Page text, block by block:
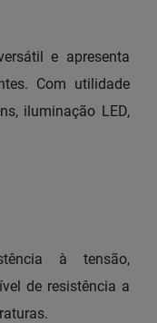
e apresenta
Com utilidade
iluminação LED,
à tensão,
de resistência a